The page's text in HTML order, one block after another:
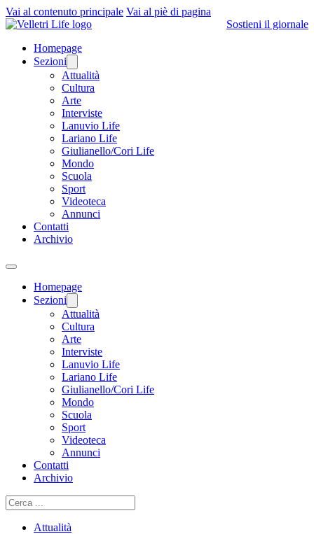
Vai al contenuto principale Vai al piè di pagina
Sostieni il giornale
Homepage
Sezioni
Attualità
Cultura
Arte
Interviste
Lanuvio Life
Lariano Life
Giulianello/Cori Life
Mondo
Scuola
Sport
Videoteca
Annunci
Contatti
Archivio
Homepage
Sezioni
Attualità
Cultura
Arte
Interviste
Lanuvio Life
Lariano Life
Giulianello/Cori Life
Mondo
Scuola
Sport
Videoteca
Annunci
Contatti
Archivio
Cerca
Attualità